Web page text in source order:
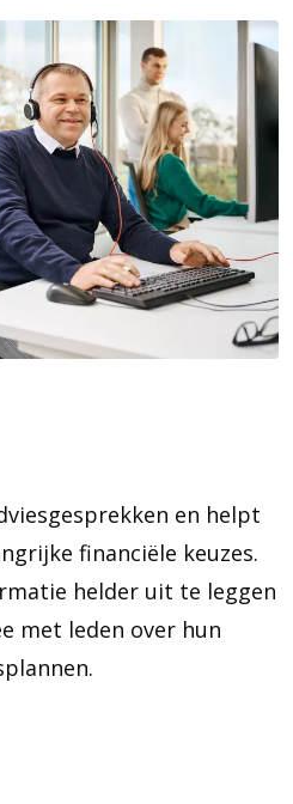
en helpt
financiële keuzes.
helder uit te leggen
met leden over hun